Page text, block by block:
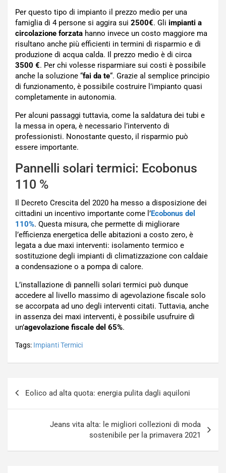
Per questo tipo di impianto il prezzo medio per una
famiglia di 4 persone si aggira sui 2500€. Gli impianti a
circolazione forzata hanno invece un costo maggiore ma
risultano anche più efficienti in termini di risparmio e di
produzione di acqua calda. Il prezzo medio è di circa
3500 €. Per chi volesse risparmiare sui costi è possibile
anche la soluzione “fai da te“. Grazie al semplice principio
di funzionamento, è possibile costruire l’impianto quasi
completamente in autonomia.
Per alcuni passaggi tuttavia, come la saldatura dei tubi e
la messa in opera, è necessario l’intervento di
professionisti. Nonostante questo, il risparmio può
essere importante.
Pannelli solari termici: Ecobonus
110 %
Il Decreto Crescita del 2020 ha messo a disposizione dei
cittadini un incentivo importante come l’Ecobonus del
110%. Questa misura, che permette di migliorare
l’efficienza energetica delle abitazioni a costo zero, è
legata a due maxi interventi: isolamento termico e
sostituzione degli impianti di climatizzazione con caldaie
a condensazione o a pompa di calore.
L’installazione di pannelli solari termici può dunque
accedere al livello massimo di agevolazione fiscale solo
se accorpata ad uno degli interventi citati. Tuttavia, anche
in assenza dei maxi interventi, è possibile usufruire di
un’agevolazione fiscale del 65%.
Tags: Impianti Termici
Eolico ad alta quota: energia pulita dagli aquiloni
Jeans vita alta: le migliori collezioni di moda
sostenibile per la primavera 2021